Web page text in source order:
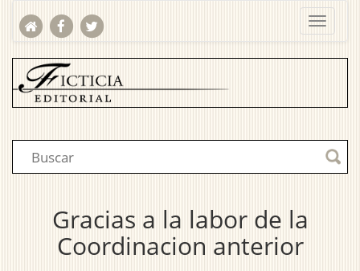
Gracias a la labor de la
Coordinacion anterior